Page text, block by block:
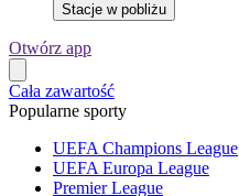
Stacje w pobliżu
Otwórz app
Cała zawartość
Popularne sporty
UEFA Champions League
UEFA Europa League
Premier League